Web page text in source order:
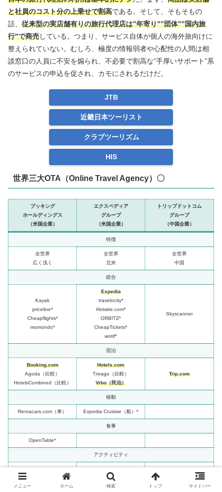
と社員のコスト分の上乗せで割高である。そして、そもそもの
話、 従来型の実店舗有りの旅行代理店は”年寄り””団体””国内旅
行”で商売している。つまり、サービス自体が個人の海外旅向けに
整えられていない。むしろ、極度の情報弱者や心配性の人間は相
談窓口の人員に不安を煽られ、不必要で割高な”手厚いサポート”系
のサービスの申込を促され、カモにされるだけだ。
JTB
近畿日本ツーリスト
クラブツーリズム
HIS
世界三大OTA（Online Travel Agency）〇
ブッキング
ホールディングス
（米国企業）
エクスペディア
グループ
（米国企業）
トリップドットコム
グループ
（中国企業）
特徴
全世界
広く浅く
全世界
北米
全世界
中国
総合
Kayak
priceline*
Cheapflights*
momondo*
Expedia
travelocity*
Hotwire.com*
ORBITZ*
CheapTickets*
wotif*
Skyscanner
宿泊
Booking.com
Agoda（比較）
HotelsCombined（比較）
Hotels.com
Trivago（比較）
Vrbo（民泊）
Trip.com
移動
Rentacars.com（車） Expedia Cruisise（船）*
食事
OpenTable*
アクティビティ
北米外
Qunar（中国）*
メニュー ホーム 検索 トップ サイドバー